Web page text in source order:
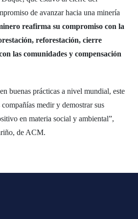
de avanzar hacia una minería
reafirma su compromiso con la
reforestación, cierre
las comunidades y compensación
buenas prácticas a nivel mundial, este
medir y demostrar sus
en materia social y ambiental”,
de ACM.